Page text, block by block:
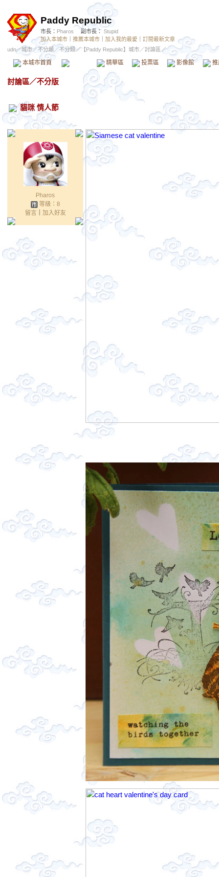
Paddy Republic
市長： Pharos 副市長： Stupid
加入本城市
推薦本城市 加入我的最愛
訂閱最新文章
udn／城市／不分類 ／不分類／【Paddy Republic】城市／討論區／
本城市首頁 精華區 投票區 影像館
討論區／不分版
貓咪 情人節
Pharos
等級：8
留言｜ 加入好友